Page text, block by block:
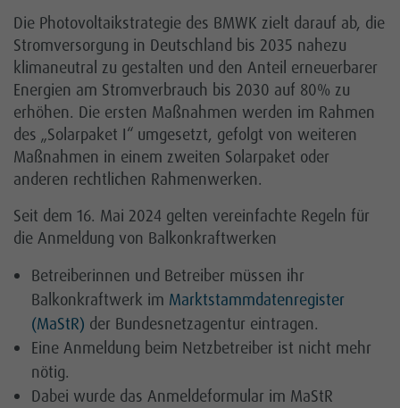
Die Photovoltaikstrategie des BMWK zielt darauf ab, die
Stromversorgung in Deutschland bis 2035 nahezu
klimaneutral zu gestalten und den Anteil erneuerbarer
Energien am Stromverbrauch bis 2030 auf 80% zu
erhöhen. Die ersten Maßnahmen werden im Rahmen
des „Solarpaket I“ umgesetzt, gefolgt von weiteren
Maßnahmen in einem zweiten Solarpaket oder
anderen rechtlichen Rahmenwerken.
Seit dem 16. Mai 2024 gelten vereinfachte Regeln für
die Anmeldung von Balkonkraftwerken
Betreiberinnen und Betreiber müssen ihr
Balkonkraftwerk im Marktstammdatenregister
(MaStR) der Bundesnetzagentur eintragen.
Eine Anmeldung beim Netzbetreiber ist nicht mehr
nötig.
Dabei wurde das Anmeldeformular im MaStR